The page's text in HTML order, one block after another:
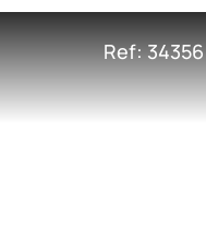
Ref: 34356